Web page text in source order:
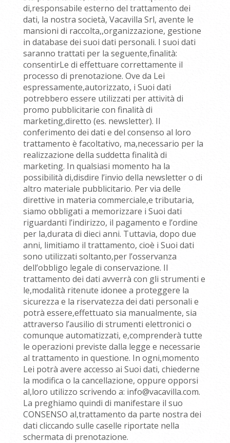
di,responsabile esterno del trattamento dei
dati, la nostra società, Vacavilla Srl, avente le
mansioni di raccolta,,organizzazione, gestione
in database dei suoi dati personali. I suoi dati
saranno trattati per la seguente,finalità:
consentirLe di effettuare correttamente il
processo di prenotazione. Ove da Lei
espressamente,autorizzato, i Suoi dati
potrebbero essere utilizzati per attività di
promo pubblicitarie con finalità di
marketing,diretto (es. newsletter). Il
conferimento dei dati e del consenso al loro
trattamento è facoltativo, ma,necessario per la
realizzazione della suddetta finalità di
marketing. In qualsiasi momento ha la
possibilità di,disdire l’invio della newsletter o di
altro materiale pubblicitario. Per via delle
direttive in materia commerciale,e tributaria,
siamo obbligati a memorizzare i Suoi dati
riguardanti l’indirizzo, il pagamento e l’ordine
per la,durata di dieci anni. Tuttavia, dopo due
anni, limitiamo il trattamento, cioè i Suoi dati
sono utilizzati soltanto,per l’osservanza
dell’obbligo legale di conservazione. Il
trattamento dei dati avverrà con gli strumenti e
le,modalità ritenute idonee a proteggere la
sicurezza e la riservatezza dei dati personali e
potrà essere,effettuato sia manualmente, sia
attraverso l’ausilio di strumenti elettronici o
comunque automatizzati, e,comprenderà tutte
le operazioni previste dalla legge e necessarie
al trattamento in questione. In ogni,momento
Lei potrà avere accesso ai Suoi dati, chiederne
la modifica o la cancellazione, oppure opporsi
al,loro utilizzo scrivendo a: info@vacavilla.com.
La preghiamo quindi di manifestare il suo
CONSENSO al,trattamento da parte nostra dei
dati cliccando sulle caselle riportate nella
schermata di prenotazione.